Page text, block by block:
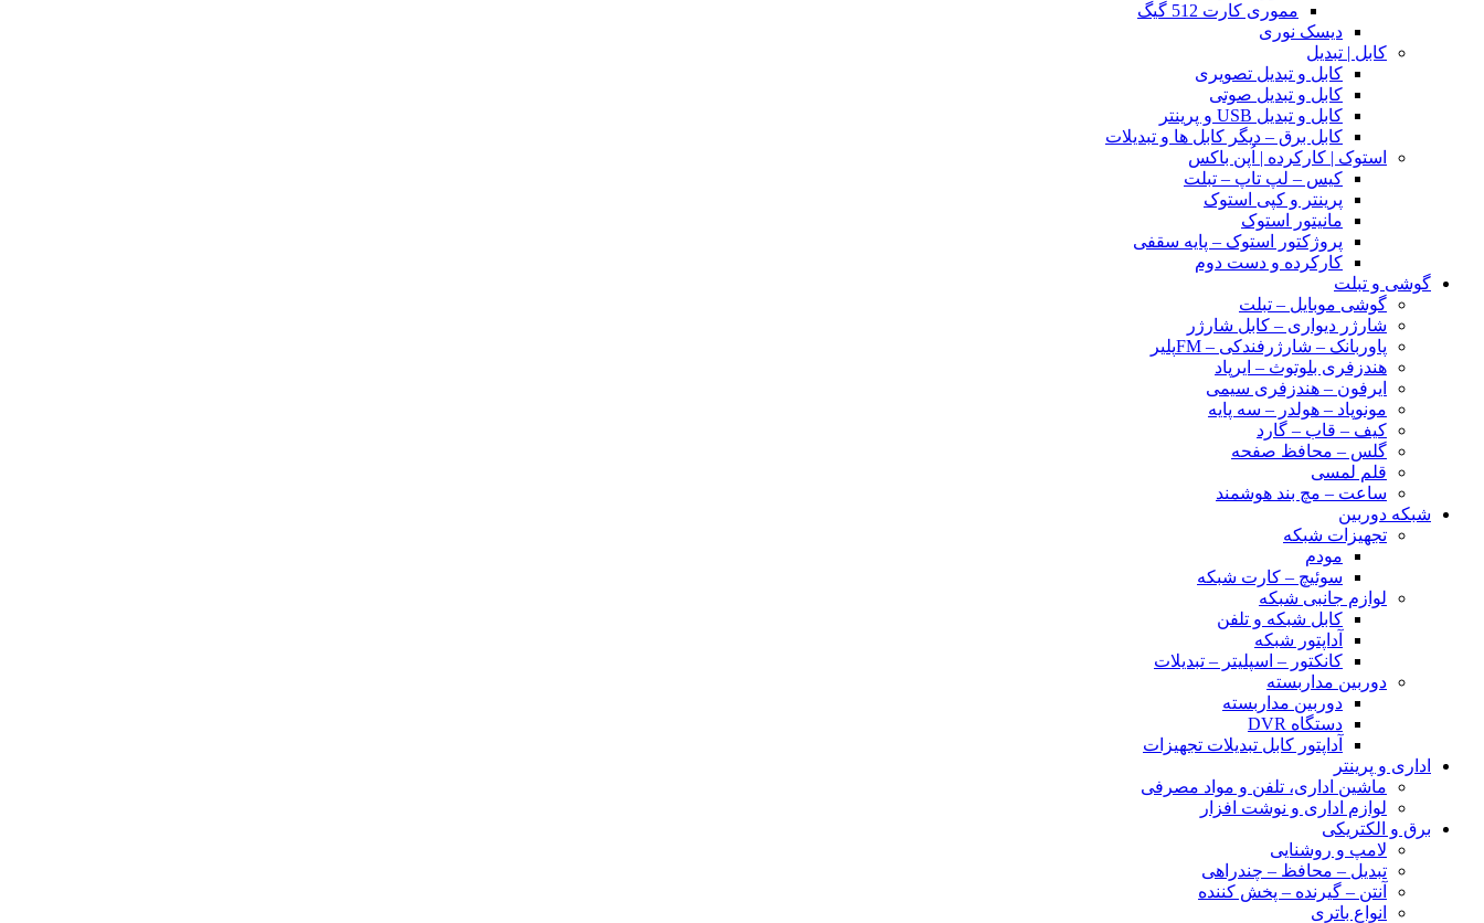
مموری کارت 512 گیگ
دیسک نوری
کابل | تبدیل
کابل و تبدیل تصویری
کابل و تبدیل صوتی
کابل و تبدیل USB و پرینتر
کابل برق – دیگر کابل ها و تبدیلات
استوک | کارکرده | اُپن باکس
کیس – لپ تاپ – تبلت
پرینتر و کپی استوک
مانیتور استوک
پروژکتور استوک – پایه سقفی
کارکرده و دست دوم
گوشی و تبلت
گوشی موبایل – تبلت
شارژر دیواری – کابل شارژر
پاوربانک – شارژرفندکی – FMپلیر
هندزفری بلوتوث – ایرپاد
ایرفون – هندزفری سیمی
مونوپاد – هولدر – سه پایه
کیف – قاب – گارد
گلس – محافظ صفحه
قلم لمسی
ساعت – مچ بند هوشمند
شبکه دوربین
تجهیزات شبکه
مودم
سوئیچ – کارت شبکه
لوازم جانبی شبکه
کابل شبکه و تلفن
آداپتور شبکه
کانکتور – اسپلیتر – تبدیلات
دوربین مداربسته
دوربین مداربسته
دستگاه DVR
آداپتور کابل تبدیلات تجهیزات
اداری و پرینتر
ماشین اداری، تلفن و مواد مصرفی
لوازم اداری و نوشت افزار
برق و الکتریکی
لامپ و روشنایی
تبدیل – محافظ – چندراهی
آنتن – گیرنده – پخش کننده
انواع باتری